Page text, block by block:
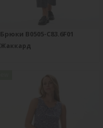
Брюки B0505-C83.6F01
Жаккард